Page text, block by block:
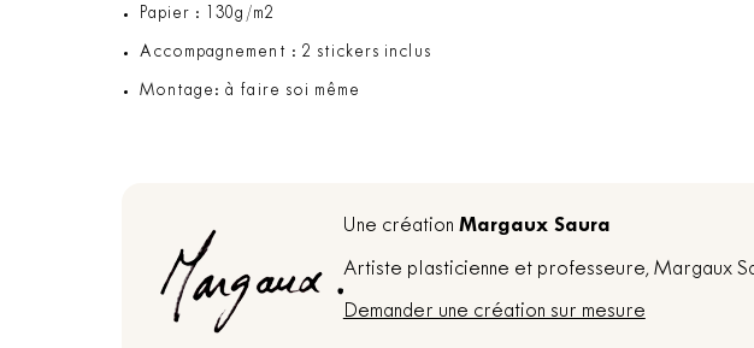
Papier : 130g/m2
Accompagnement : 2 stickers inclus
Montage: à faire soi même
Une création Margaux Saura
Artiste plasticienne et professeure, Margaux
Demander une création sur mesure